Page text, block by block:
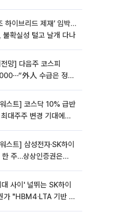
하이브리드 제재’ 임박…
불확실성 털고 날개 다나
망] 다음주 코스피
外人 수급은 정책
스트] 코스닥 10% 급반
대주주 변경 기대에
스트] 삼성전자·SK하이
한 주…상상인증권은
사이' 널뛰는 SK하이
가 "HBM4·LTA 기반 펀